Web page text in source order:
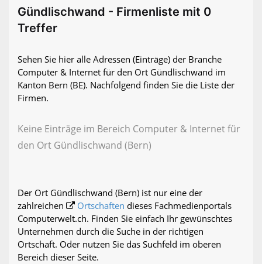
Gündlischwand - Firmenliste mit 0
Treffer
Sehen Sie hier alle Adressen (Einträge) der Branche
Computer & Internet für den Ort Gündlischwand im
Kanton Bern (BE). Nachfolgend finden Sie die Liste der
Firmen.
Keine Einträge im Bereich Computer & Internet für
den Ort Gündlischwand (Bern)
Der Ort Gündlischwand (Bern) ist nur eine der
zahlreichen
Ortschaften dieses Fachmedienportals
Computerwelt.ch. Finden Sie einfach Ihr gewünschtes
Unternehmen durch die Suche in der richtigen
Ortschaft. Oder nutzen Sie das Suchfeld im oberen
Bereich dieser Seite.